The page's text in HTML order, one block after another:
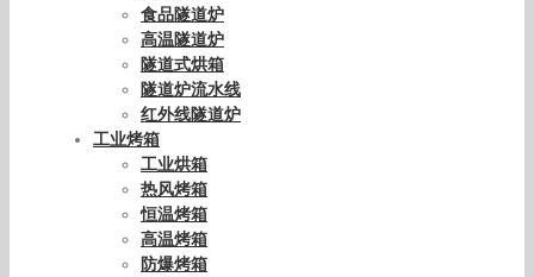
食品隧道炉
高温隧道炉
隧道式烘箱
隧道炉流水线
红外线隧道炉
工业烤箱
工业烘箱
热风烤箱
恒温烤箱
高温烤箱
防爆烤箱